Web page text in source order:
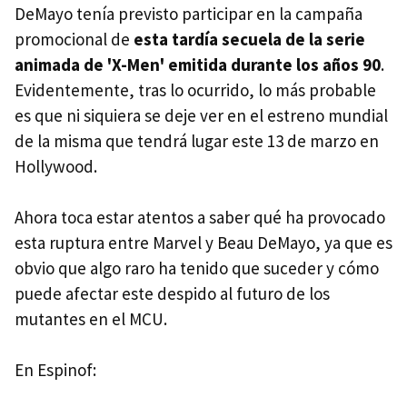
DeMayo tenía previsto participar en la campaña
promocional de esta tardía secuela de la serie
animada de 'X-Men' emitida durante los años 90.
Evidentemente, tras lo ocurrido, lo más probable
es que ni siquiera se deje ver en el estreno mundial
de la misma que tendrá lugar este 13 de marzo en
Hollywood.
Ahora toca estar atentos a saber qué ha provocado
esta ruptura entre Marvel y Beau DeMayo, ya que es
obvio que algo raro ha tenido que suceder y cómo
puede afectar este despido al futuro de los
mutantes en el MCU.
En Espinof: